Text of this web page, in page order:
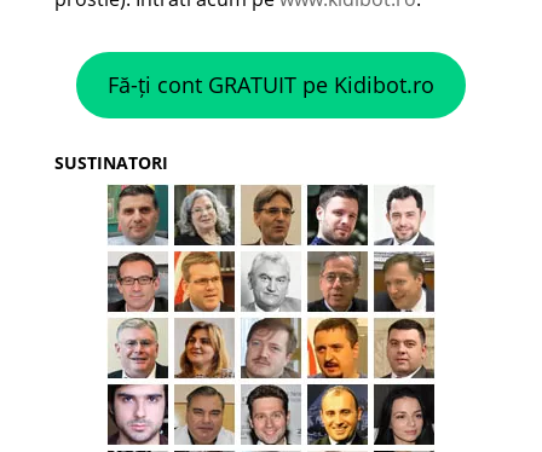
Fă-ți cont GRATUIT pe Kidibot.ro
SUSTINATORI